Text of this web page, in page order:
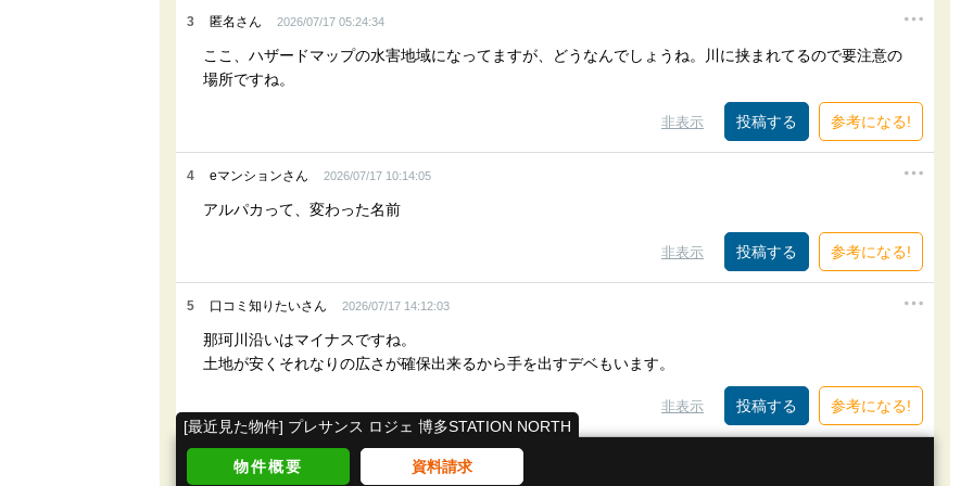
3 匿名さん 2026/07/17 05:24:34
ここ、ハザードマップの水害地域になってますが、どうなんでしょうね。川に挟まれてるので要注意の
場所ですね。
非表示 参考になる!
4 eマンションさん 2026/07/17 10:14:05
アルパカって、変わった名前
非表示 参考になる!
5 口コミ知りたいさん 2026/07/17 14:12:03
那珂川沿いはマイナスですね。
土地が安くそれなりの広さが確保出来るから手を出すデベもいます。
非表示 参考になる!
[最近見た物件] プレサンス ロジェ 博多STATION NORTH
物件概要 資料請求